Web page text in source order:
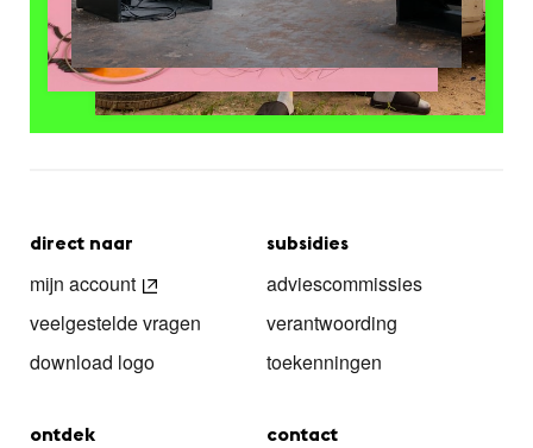
direct naar
mijn account
veelgestelde vragen
download logo
subsidies
adviescommissies
verantwoording
toekenningen
ontdek contact